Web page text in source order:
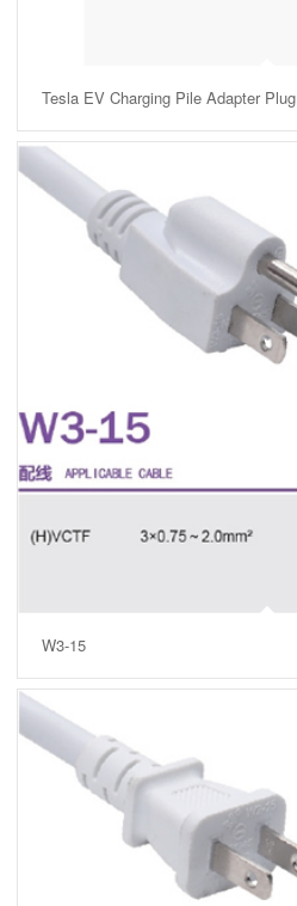
Tesla EV Charging Pile Adapter Plug
W3-15